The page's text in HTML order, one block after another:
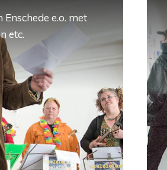
e.o. met
etc.